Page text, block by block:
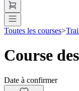
Toutes les courses>
Course
Date à confirmer